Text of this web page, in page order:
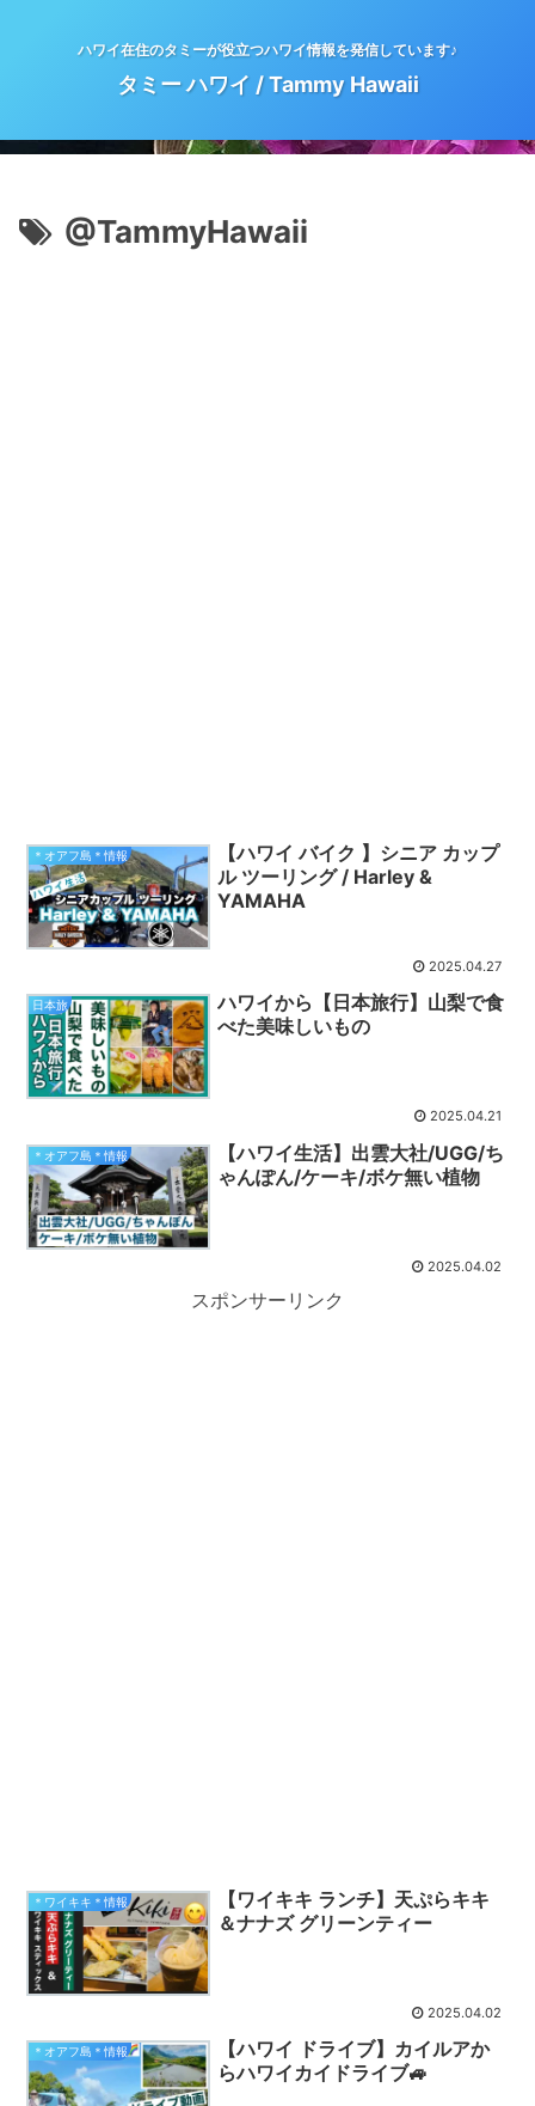
ハワイ在住のタミーが役立つハワイ情報を発信しています♪
タミー ハワイ / Tammy Hawaii
@TammyHawaii
＊オアフ島＊情報
【ハワイ バイク 】シニア カップ
ル ツーリング / Harley &
YAMAHA
2025.04.27
日本旅
ハワイから【日本旅行】山梨で食
べた美味しいもの
2025.04.21
＊オアフ島＊情報
【ハワイ生活】出雲大社/UGG/ち
ゃんぽん/ケーキ/ボケ無い植物
2025.04.02
スポンサーリンク
＊ワイキキ＊情報
【ワイキキ ランチ】天ぷらキキ
＆ナナズ グリーンティー
2025.04.02
＊オアフ島＊情報
【ハワイ ドライブ】カイルアか
らハワイカイドライブ🚙